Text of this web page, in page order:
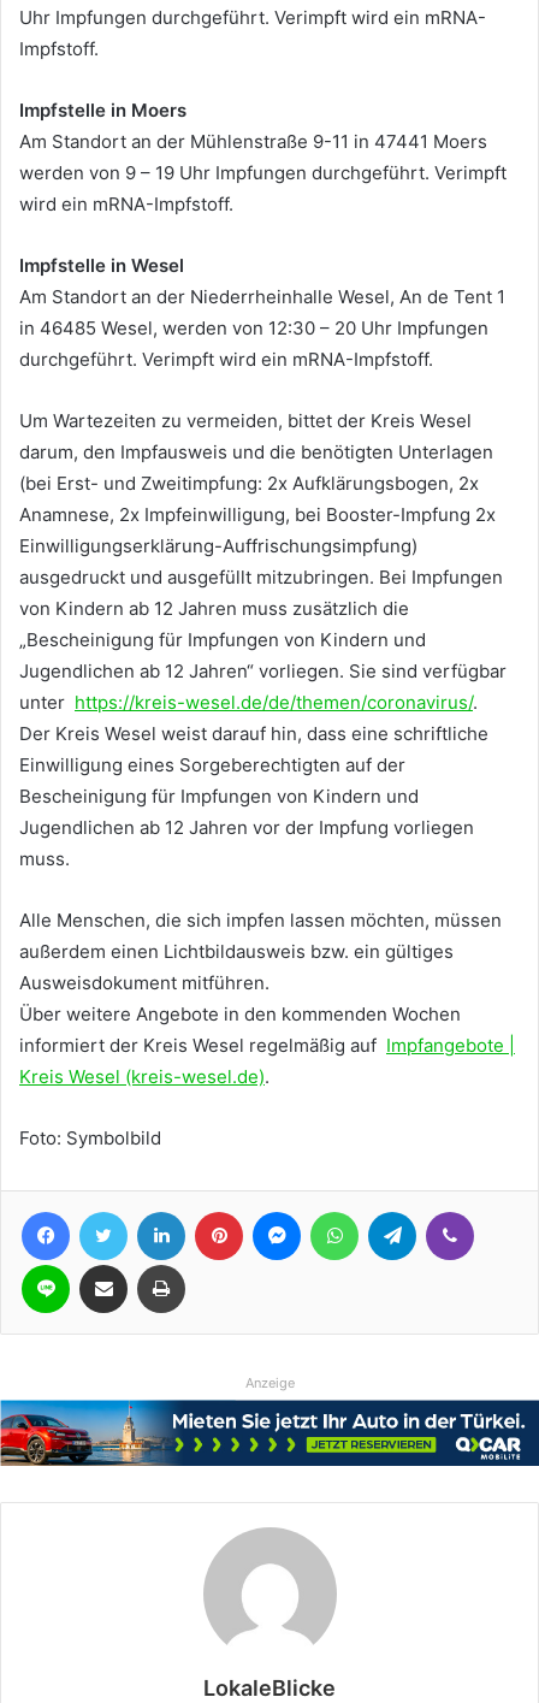
Uhr Impfungen durchgeführt. Verimpft wird ein mRNA-
Impfstoff.
Impfstelle in Moers
Am Standort an der Mühlenstraße 9-11 in 47441 Moers
werden von 9 – 19 Uhr Impfungen durchgeführt. Verimpft
wird ein mRNA-Impfstoff.
Impfstelle in Wesel
Am Standort an der Niederrheinhalle Wesel, An de Tent 1
in 46485 Wesel, werden von 12:30 – 20 Uhr Impfungen
durchgeführt. Verimpft wird ein mRNA-Impfstoff.
Um Wartezeiten zu vermeiden, bittet der Kreis Wesel
darum, den Impfausweis und die benötigten Unterlagen
(bei Erst- und Zweitimpfung: 2x Aufklärungsbogen, 2x
Anamnese, 2x Impfeinwilligung, bei Booster-Impfung 2x
Einwilligungserklärung-Auffrischungsimpfung)
ausgedruckt und ausgefüllt mitzubringen. Bei Impfungen
von Kindern ab 12 Jahren muss zusätzlich die
„Bescheinigung für Impfungen von Kindern und
Jugendlichen ab 12 Jahren“ vorliegen. Sie sind verfügbar
unter https://kreis-wesel.de/de/themen/coronavirus/.
Der Kreis Wesel weist darauf hin, dass eine schriftliche
Einwilligung eines Sorgeberechtigten auf der
Bescheinigung für Impfungen von Kindern und
Jugendlichen ab 12 Jahren vor der Impfung vorliegen
muss.
Alle Menschen, die sich impfen lassen möchten, müssen
außerdem einen Lichtbildausweis bzw. ein gültiges
Ausweisdokument mitführen.
Über weitere Angebote in den kommenden Wochen
informiert der Kreis Wesel regelmäßig auf Impfangebote |
Kreis Wesel (kreis-wesel.de).
Foto: Symbolbild
FacebookTwitter LinkedIn Pinterest MessengerWhatsAppTelegram
Line Teile per E-Mail Drucken
Anzeige
LokaleBlicke